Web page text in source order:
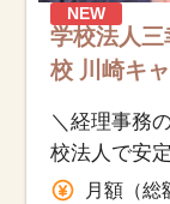
運営会社
NEW
学校法人
校 川崎キャンパスの求人/川崎市幸区/一般
＼経理事務
校法人で安
す♪
月額（総